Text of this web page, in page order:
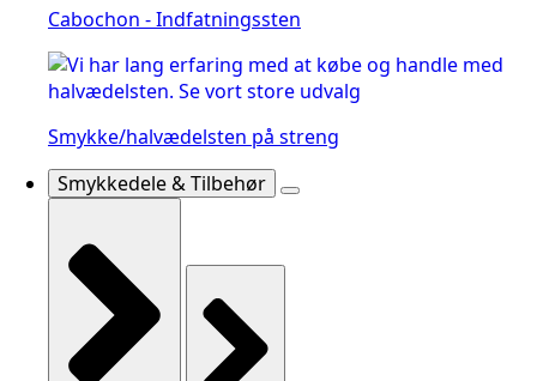
Cabochon - Indfatningssten
Smykke/halvædelsten på streng
Smykkedele & Tilbehør